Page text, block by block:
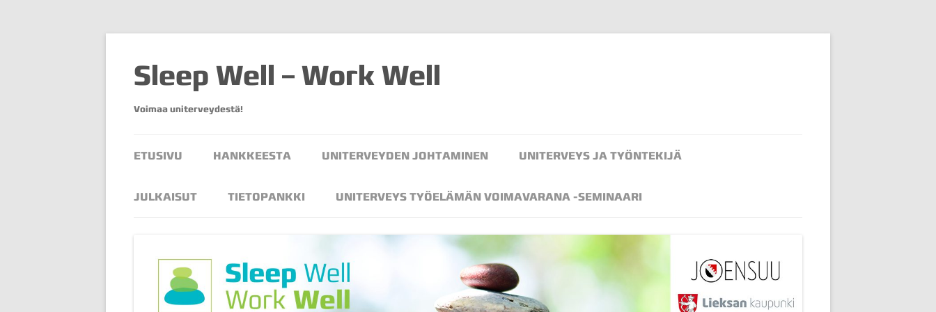
Sleep Well – Work Well
Voimaa uniterveydestä!
ETUSIVU HANKKEESTA UNITERVEYDEN JOHTAMINEN UNITERVEYS JA TYÖNTEKIJÄ
JULKAISUT TIETOPANKKI UNITERVEYS TYÖELÄMÄN VOIMAVARANA -SEMINAARI